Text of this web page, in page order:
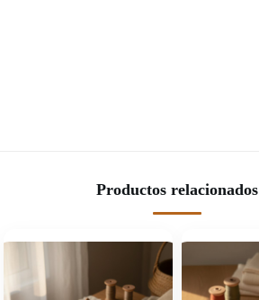
Productos relacionados